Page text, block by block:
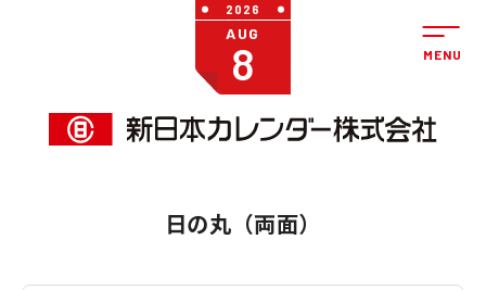
2026
AUG
8
日の丸（両面）